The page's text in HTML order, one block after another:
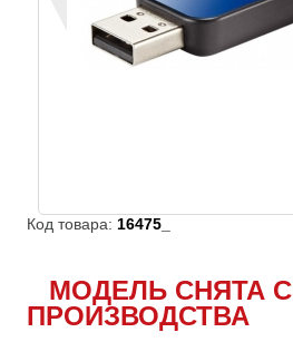
Код товара: 16475_
МОДЕЛЬ СНЯТА С
ПРОИЗВОДСТВА